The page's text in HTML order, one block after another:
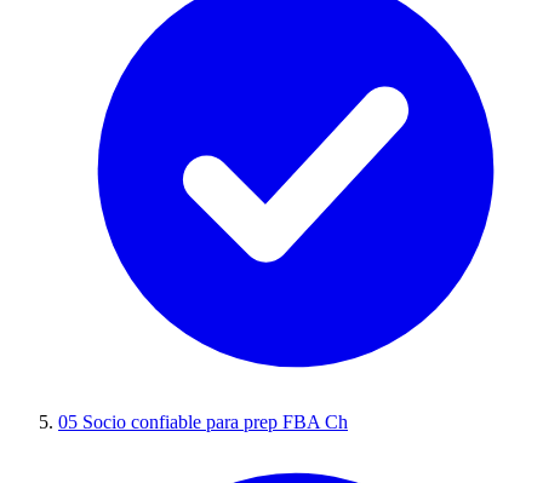
05 Socio confiable para prep FBA Ch